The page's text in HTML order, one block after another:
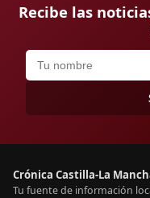
Recibe las
Crónica Castilla-La
Tu fuente de información